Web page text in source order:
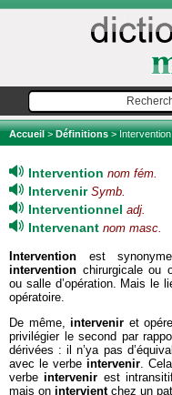
Accueil>Définitions> Intervention
Intervention nom fém.
Intervenir Symb.
Interventionnel adj.
Intervenant nom masc.
Intervention est
intervention chirurgicale ou
ou salle d’opération. Mais le
opératoire.
De même, intervenir et
privilégier le second par
dérivées : il n’ya pas
avec le verbeintervenir.
verbeintervenir est
mais on intervientchez un